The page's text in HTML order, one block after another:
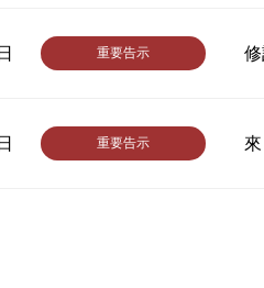
重要告示
重要告示